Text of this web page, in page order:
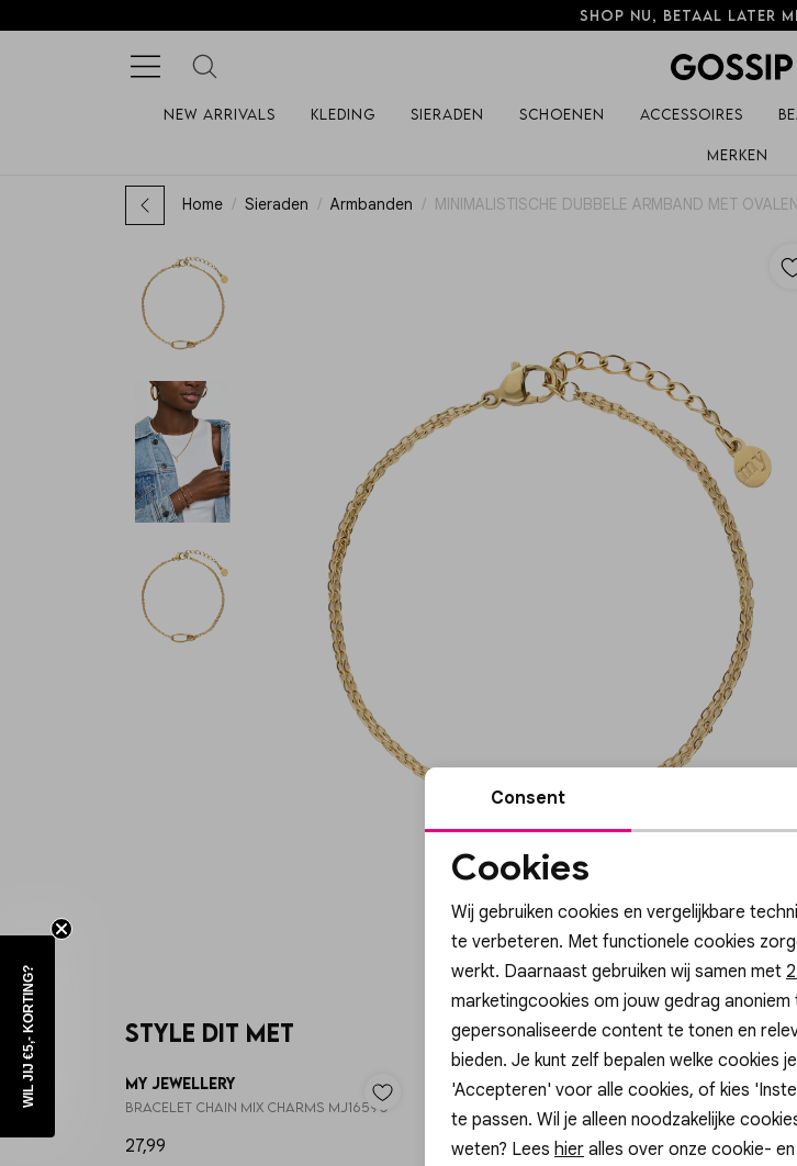
Shop nu, betaal later
New arrivals Kleding Sieraden Schoenen Accessoires
Merken
Home Sieraden Armbanden MINIMALISTISCHE DUBBELE ARMBAND MET
Style dit met
My Jewellery
Bracelet chain mix charms MJ16590
27,99
My Jewellery
Bracelet elastic gold pink flowers MJ14915
15,99
My
15,99
Noodzakelijke
cookies
Analytische cookies
Consent
Cookies
Wij gebruiken cookies en vergelijkbare
te verbeteren. Met functionele cookies
werkt. Daarnaast gebruiken wij samen met
marketingcookies om jouw gedrag anoniem
gepersonaliseerde content te tonen en
bieden. Je kunt zelf bepalen welke cookies
'Accepteren' voor alle cookies, of kies
te passen. Wil je alleen noodzakelijke
weten? Lees hier alles over onze cookie-
WIL JIJ €5,- KORTING?